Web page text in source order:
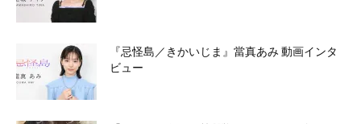
『忌怪島／きかいじま』當真あみ 動画インタ
ビュー